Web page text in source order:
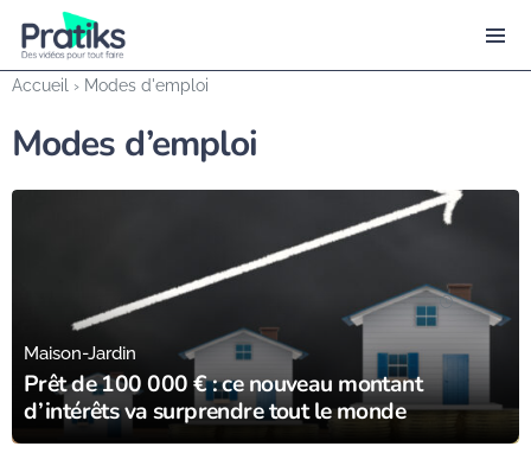
Accueil › Modes d'emploi
Modes d’emploi
Prêt de 100 000 € : ce nouveau montant
d’intérêts va surprendre tout le monde
Maison-Jardin
15/07/25